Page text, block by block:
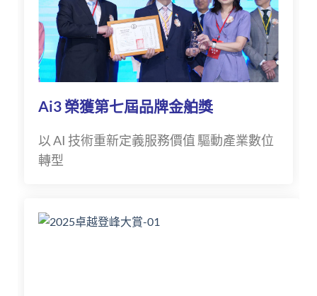
Ai3 榮獲第七屆品牌金舶獎
以 AI 技術重新定義服務價值 驅動產業數位
轉型